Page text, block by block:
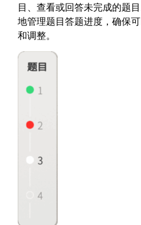
目、查看或回答未完成的题
地管理题目答题进度，确保
和调整。